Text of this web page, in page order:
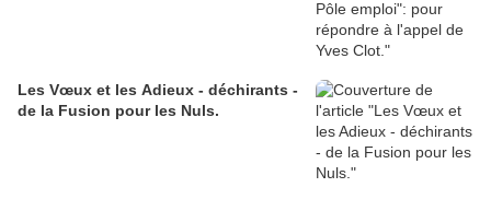
Les Vœux et les Adieux - déchirants -
de la Fusion pour les Nuls.